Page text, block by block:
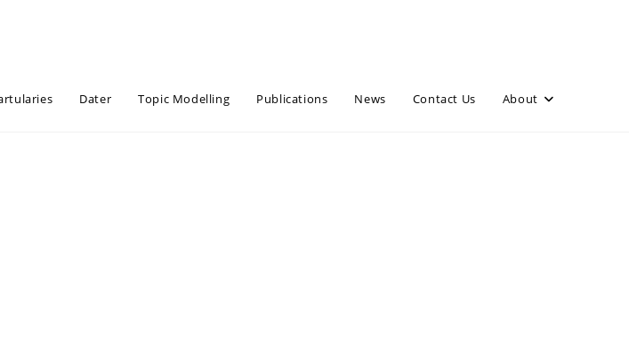
Dater Topic Modelling Publications News Contact Us About